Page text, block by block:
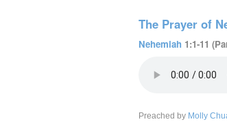
The Prayer of
Nehemiah 1:1-11
Preached by Molly